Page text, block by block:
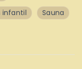
infantil
Sauna